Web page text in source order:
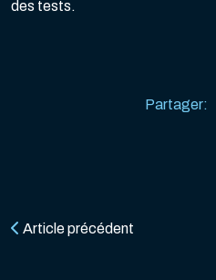
des tests.
Partager:
Article précédent